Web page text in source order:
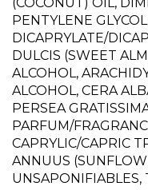
(COCONUT) OIL,
PENTYLENE
DICAPRYLATE/
DULCIS (SWEET
ALCOHOL,
ALCOHOL, CERA
PERSEA
PARFUM/
CAPRYLIC/CAPRIC
ANNUUS
UNSAPONIFIABLES,